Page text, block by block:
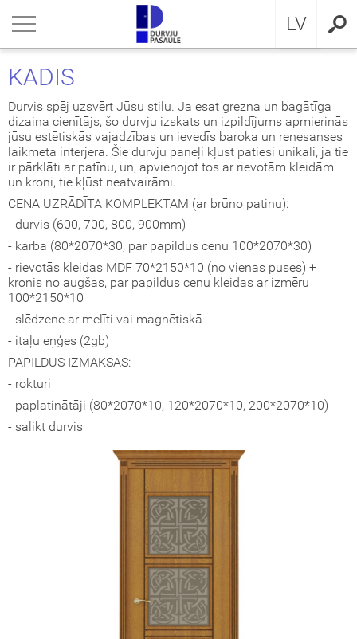
LV
RU
KADIS
Durvis spēj uzsvērt Jūsu stilu. Ja esat grezna un bagātīga
dizaina cienītājs, šo durvju izskats un izpildījums apmierinās
jūsu estētiskās vajadzības un ievedīs baroka un renesanses
laikmeta interjerā. Šie durvju paneļi kļūst patiesi unikāli, ja tie
ir pārklāti ar patīnu, un, apvienojot tos ar rievotām kleidām
un kroni, tie kļūst neatvairāmi.
CENA UZRĀDĪTA KOMPLEKTAM (ar brūno patinu):
- durvis (600, 700, 800, 900mm)
- kārba (80*2070*30, par papildus cenu 100*2070*30)
- rievotās kleidas MDF 70*2150*10 (no vienas puses) +
kronis no augšas, par papildus cenu kleidas ar izmēru
100*2150*10
- slēdzene ar melīti vai magnētiskā
- itaļu eņģes (2gb)
PAPILDUS IZMAKSAS:
- rokturi
- paplatinātāji (80*2070*10, 120*2070*10, 200*2070*10)
- salikt durvis
PRIVĀTMĀJAI
TAPETES
kolekcija
durvis dzīvoklim
ārdurvis dzīvoklim
ārdurvis ar MDF
ārdurvis
64mm
ārdurvis
GLASS
INOX
CLASSIC
MODERN
durvis
izpildījuma durvis
klasika
UN STANDARD durvis
kolekcija
kolekcija
kolekcija
durvis
durvis
durvis (durvis-grāmatiņa)
politika
politika